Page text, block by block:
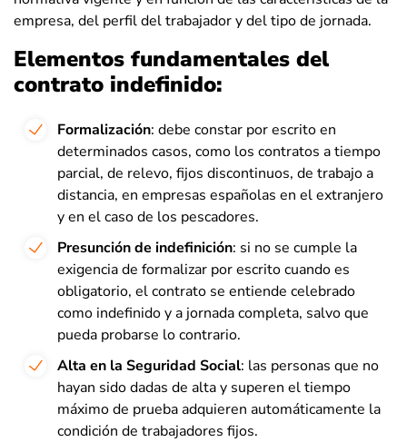
empresa, del perfil del trabajador y del tipo de jornada.
Elementos fundamentales del
contrato indefinido:
Formalización: debe constar por escrito en
determinados casos, como los contratos a tiempo
parcial, de relevo, fijos discontinuos, de trabajo a
distancia, en empresas españolas en el extranjero
y en el caso de los pescadores.
Presunción de indefinición: si no se cumple la
exigencia de formalizar por escrito cuando es
obligatorio, el contrato se entiende celebrado
como indefinido y a jornada completa, salvo que
pueda probarse lo contrario.
Alta en la Seguridad Social: las personas que no
hayan sido dadas de alta y superen el tiempo
máximo de prueba adquieren automáticamente la
condición de trabajadores fijos.